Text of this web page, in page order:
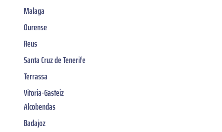
Malaga
Ourense
Reus
Santa Cruz de Tenerife
Terrassa
Vitoria-Gasteiz
Alcobendas
Badajoz